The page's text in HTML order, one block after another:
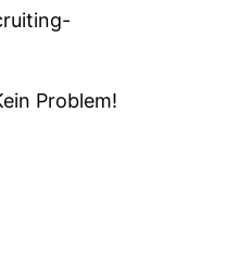
Problem!